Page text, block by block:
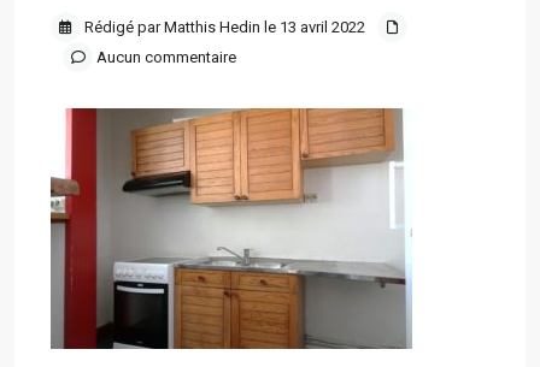
Rédigé par Matthis Hedin le 13 avril 2022
Aucun commentaire